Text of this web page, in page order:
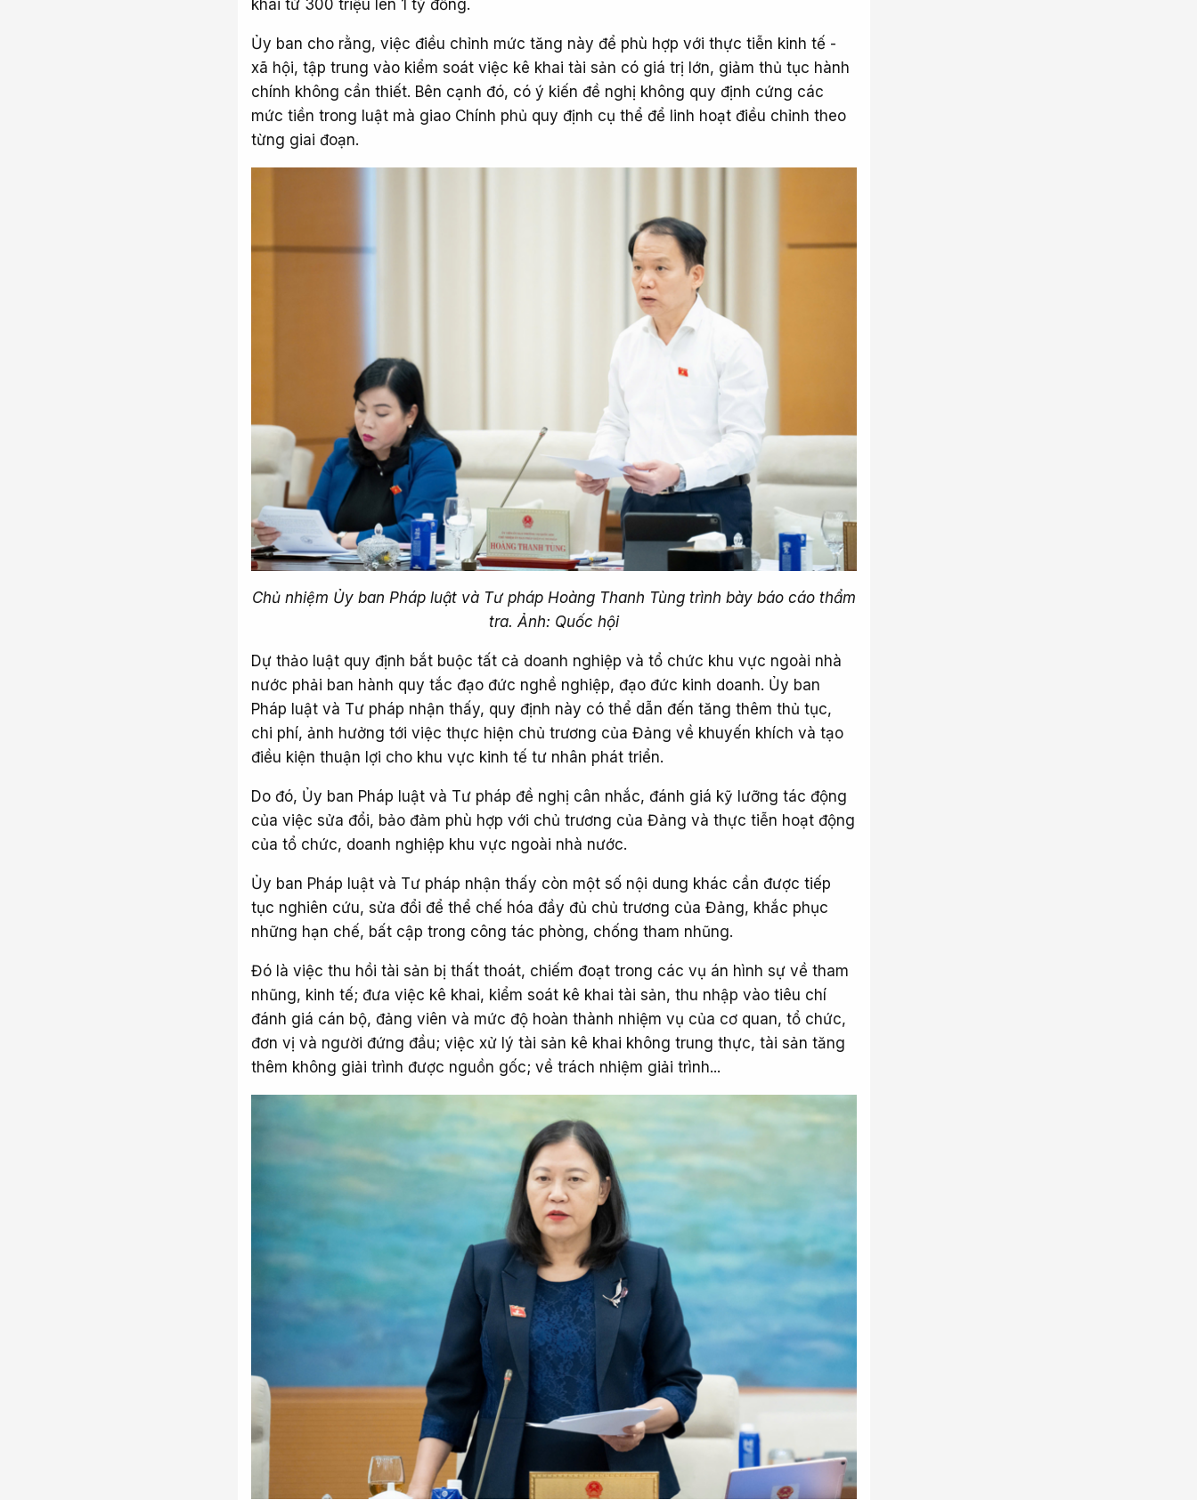
khai từ 300 triệu lên 1 tỷ đồng.
Ủy ban cho rằng, việc điều chỉnh mức tăng này để phù hợp với thực tiễn kinh tế -
xã hội, tập trung vào kiểm soát việc kê khai tài sản có giá trị lớn, giảm thủ tục hành
chính không cần thiết. Bên cạnh đó, có ý kiến đề nghị không quy định cứng các
mức tiền trong luật mà giao Chính phủ quy định cụ thể để linh hoạt điều chỉnh theo
từng giai đoạn.
Chủ nhiệm Ủy ban Pháp luật và Tư pháp Hoàng Thanh Tùng trình bày báo cáo thẩm
tra. Ảnh: Quốc hội
Dự thảo luật quy định bắt buộc tất cả doanh nghiệp và tổ chức khu vực ngoài nhà
nước phải ban hành quy tắc đạo đức nghề nghiệp, đạo đức kinh doanh. Ủy ban
Pháp luật và Tư pháp nhận thấy, quy định này có thể dẫn đến tăng thêm thủ tục,
chi phí, ảnh hưởng tới việc thực hiện chủ trương của Đảng về khuyến khích và tạo
điều kiện thuận lợi cho khu vực kinh tế tư nhân phát triển.
Do đó, Ủy ban Pháp luật và Tư pháp đề nghị cân nhắc, đánh giá kỹ lưỡng tác động
của việc sửa đổi, bảo đảm phù hợp với chủ trương của Đảng và thực tiễn hoạt động
của tổ chức, doanh nghiệp khu vực ngoài nhà nước.
Ủy ban Pháp luật và Tư pháp nhận thấy còn một số nội dung khác cần được tiếp
tục nghiên cứu, sửa đổi để thể chế hóa đầy đủ chủ trương của Đảng, khắc phục
những hạn chế, bất cập trong công tác phòng, chống tham nhũng.
Đó là việc thu hồi tài sản bị thất thoát, chiếm đoạt trong các vụ án hình sự về tham
nhũng, kinh tế; đưa việc kê khai, kiểm soát kê khai tài sản, thu nhập vào tiêu chí
đánh giá cán bộ, đảng viên và mức độ hoàn thành nhiệm vụ của cơ quan, tổ chức,
đơn vị và người đứng đầu; việc xử lý tài sản kê khai không trung thực, tài sản tăng
thêm không giải trình được nguồn gốc; về trách nhiệm giải trình...